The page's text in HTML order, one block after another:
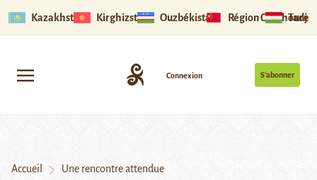
Kazakhstan Kirghizstan Ouzbékistan Région Ouïghoure
S’abonner
Connexion
Accueil Une rencontre attendue